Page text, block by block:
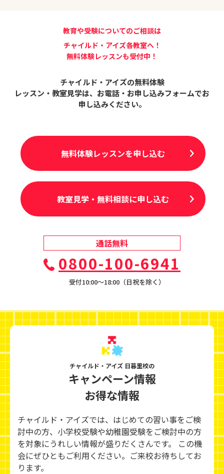
教育や受験についてのご相談は
チャイルド・アイズ各教室へ！
無料体験レッスンも受付中！
チャイルド・アイズの無料体験
レッスン・教室見学は、 お電話・お申し込みフォームでお
申し込みください。
無料体験レッスンを申し込む
教室見学・無料相談に申し込む
通話無料
0800-100-6941
受付10:00〜18:00（日祝を除く）
チャイルド・アイズ 日暮里校の
キャンペーン情報
お得な情報
チャイルド・アイズでは、はじめての習い事をご検
討中の方、小学校受験や幼稚園受験をご検討中の方
を対象にうれしい情報が盛りだくさんです。 この機
会にぜひともご利用ください。ご来校お待ちしてお
ります。